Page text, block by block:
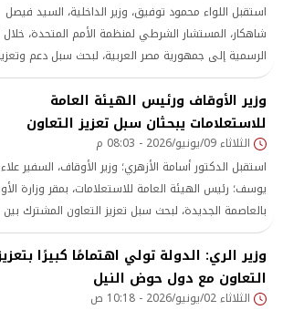
استقبل اللواء محمود توفيق، وزير الداخلية، السيد فيصل
شاهكار، المستشار الشرطي لمنظمة الأمم المتحدة، خلال
الرسمية إلى جمهورية مصر العربية، لبحث سبل دعم
التعاون المشترك بين وزارة الداخلية والمنظمة الدولية
مجالات حفظ السلام والتدريب الشرطي
وزير الأوقاف ورئيس الهيئة العامة
للاستعلامات يبحثان سبل تعزيز التعاون
الثلاثاء 09/يونيو/2026 - 08:03 م
استقبل الدكتور أسامة الأزهري؛ وزير الأوقاف، السفير علاء
يوسف؛ رئيس الهيئة العامة للاستعلامات، بمقر وزارة
بالعاصمة الجديدة، لبحث سبل تعزيز التعاون المشترك بين
الوزارة والهيئة.
وزير الري: الدولة تولي اهتمامًا كبيرًا
التعاون مع دول حوض النيل
الثلاثاء 02/يونيو/2026 - 10:18 ص